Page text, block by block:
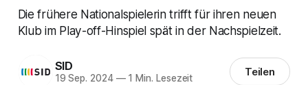
Die frühere Nationalspielerin trifft für ihren neuen
Klub im Play-off-Hinspiel spät in der Nachspielzeit.
SID
19 Sep. 2024 —1 Min. Lesezeit Teilen